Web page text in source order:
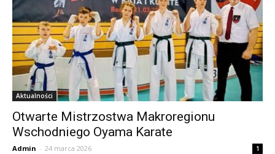
Aktualności
Otwarte Mistrzostwa Makroregionu
Wschodniego Oyama Karate
Admin - 24 marca 2026 1